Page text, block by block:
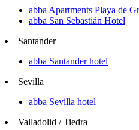
abba Apartments Playa de
abba San Sebastián Hotel
Santander
abba Santander hotel
Sevilla
abba Sevilla hotel
Valladolid / Tiedra